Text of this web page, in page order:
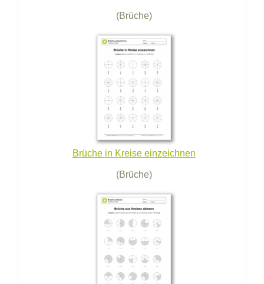
(Brüche)
Brüche in Kreise einzeichnen
(Brüche)